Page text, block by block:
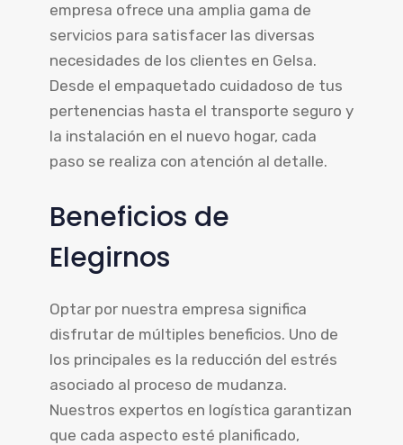
empresa ofrece una amplia gama de
servicios para satisfacer las diversas
necesidades de los clientes en Gelsa.
Desde el empaquetado cuidadoso de tus
pertenencias hasta el transporte seguro y
la instalación en el nuevo hogar, cada
paso se realiza con atención al detalle.
Beneficios de
Elegirnos
Optar por nuestra empresa significa
disfrutar de múltiples beneficios. Uno de
los principales es la reducción del estrés
asociado al proceso de mudanza.
Nuestros expertos en logística garantizan
que cada aspecto esté planificado,